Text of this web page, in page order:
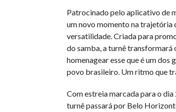
Patrocinado pelo aplicativo de
um novo momento na trajetória
versatilidade. Criada para
do samba, a turnê transformará
homenagear esse que é um dos
povo brasileiro. Um ritmo que
Com estreia marcada para o dia
turnê passará por Belo